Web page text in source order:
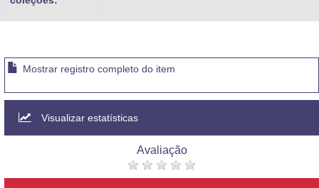
Mostrar registro completo do item
Visualizar estatísticas
Avaliação